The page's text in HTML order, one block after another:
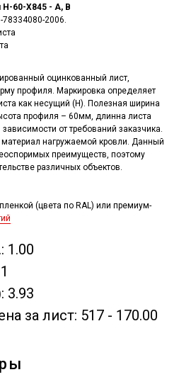
H-60-X845 - A, B
78334080-2006.
оцинкованный лист,
профиля. Маркировка определяет
как несущий (Н). Полезная ширина
профиля – 60мм, длинна листа
от требований заказчика.
материал нагружаемой кровли. Данный
преимуществ, поэтому
различных объектов.
(цвета по RAL) или премиум-
1.00
3.93
за лист: 517 - 170.00